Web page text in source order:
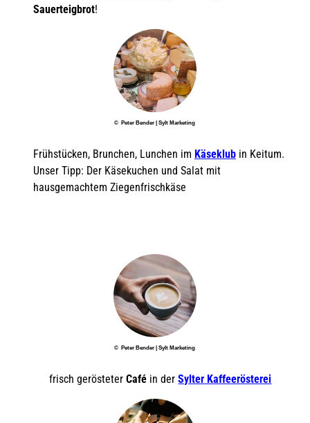
Sauerteigbrot!
© Peter Bender | Sylt Marketing
Frühstücken, Brunchen, Lunchen im Käseklub in Keitum.
Unser Tipp: Der Käsekuchen und Salat mit
hausgemachtem Ziegenfrischkäse
© Peter Bender | Sylt Marketing
frisch gerösteterCafé in derSylter Kaffeerösterei